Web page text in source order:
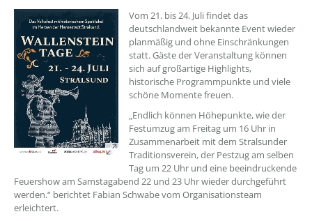
??? absaetzeOben[1]/titel ???
Vom 21. bis 24. Juli findet das
deutschlandweit bekannte Event wieder
planmäßig und ohne Einschränkungen
statt. Gäste der Veranstaltung können
sich auf großartige Highlights,
historische Programmpunkte und viele
schöne Momente freuen.
„Endlich können Höhepunkte, wie der
Festumzug am Freitag um 16 Uhr in
Zusammenarbeit mit dem Stralsunder
Traditionsverein, der Pestzug am selben
Tag um 22 Uhr und eine beeindruckende
Feuershow am Samstagabend 22 und 23 Uhr wieder durchgeführt
werden.“ berichtet Fabian Schwabe vom Organisationsteam
erleichtert.